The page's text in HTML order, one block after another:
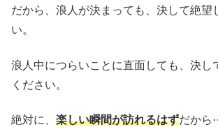
だから、浪人が決まっても、決して絶望
い。
浪人中につらいことに直面しても、決し
ください。
絶対に、 楽しい瞬間が訪れるはずだから